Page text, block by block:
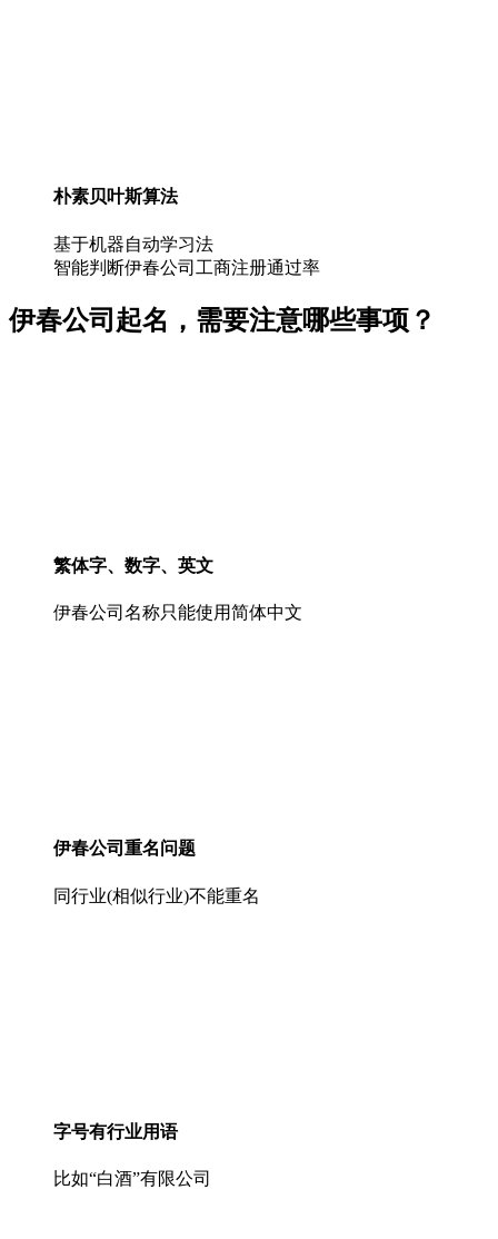
朴素贝叶斯算法
基于机器自动学习法
智能判断伊春公司工商注册通过率
伊春公司起名，需要注意哪些事项？
繁体字、数字、英文
伊春公司名称只能使用简体中文
伊春公司重名问题
同行业(相似行业)不能重名
字号有行业用语
比如“白酒”有限公司